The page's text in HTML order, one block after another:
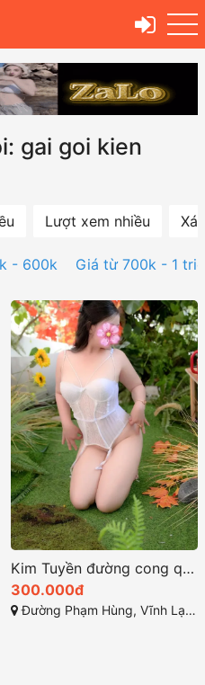
gai goi kien
Lượt xem nhiều
- 600k Giá từ 700k - 1
Kim Tuyền đường cong quyến rũ hoàn hảo
300.000đ
Đường Phạm Hùng, Vĩnh Lạc, Rạch Giá, Kiên Giang